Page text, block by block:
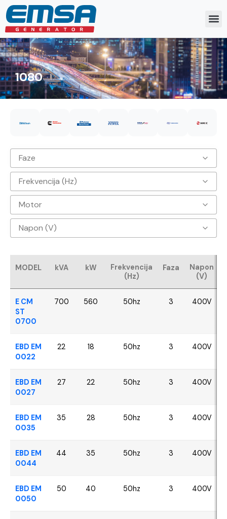
1080
Faze
3
Frekvencija (Hz)
50hz
Motor
Baudouin
CUMMINS
Perkins
VOLVO
YANGDONG
Napon (V)
400V
MODEL kVA kW
Frekvencija
(Hz)
Faza
Napon
(V)
E CM
ST
0700
700 560 50hz 3 400V
EBD EM
0022
22 18 50hz 3 400V
EBD EM
0027
27 22 50hz 3 400V
EBD EM
0035
35 28 50hz 3 400V
EBD EM
0044
44 35 50hz 3 400V
EBD EM
0050
50 40 50hz 3 400V